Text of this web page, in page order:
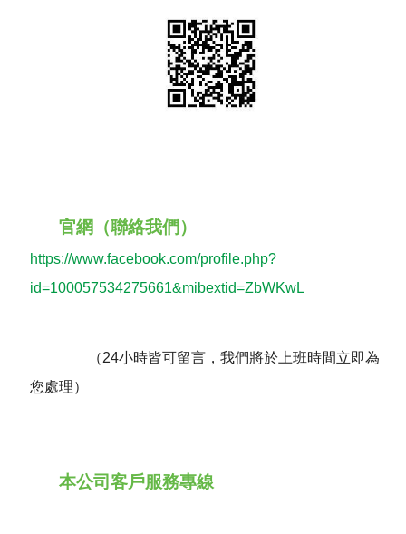
官網（聯絡我們）
https://www.facebook.com/profile.php?
id=100057534275661&mibextid=ZbWKwL
（24小時皆可留言，我們將於上班時間立即為
您處理）
本公司客戶服務專線